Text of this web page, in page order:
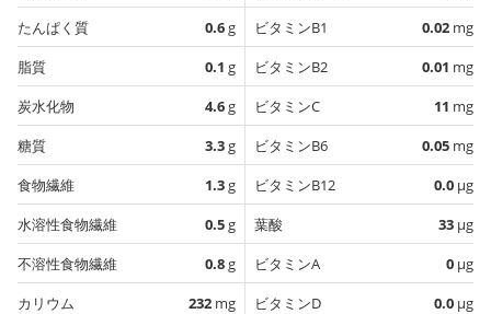
たんぱく質
0.6g
脂質
0.1 g
炭水化物
4.6g
糖質
3.3g
食物繊維
1.3g
水溶性食物繊維
0.5g
不溶性食物繊維
0.8g
カリウム
232 mg
ビタミンB1
0.02 mg
ビタミンB2
0.01 mg
ビタミンC
11 mg
ビタミンB6
0.05 mg
ビタミンB12
0.0 µg
葉酸
33 µg
ビタミンA
0 µg
ビタミンD
0.0 µg